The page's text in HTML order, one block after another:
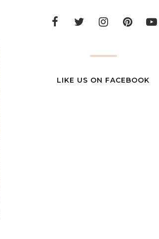
LIKE US ON FACEBOOK